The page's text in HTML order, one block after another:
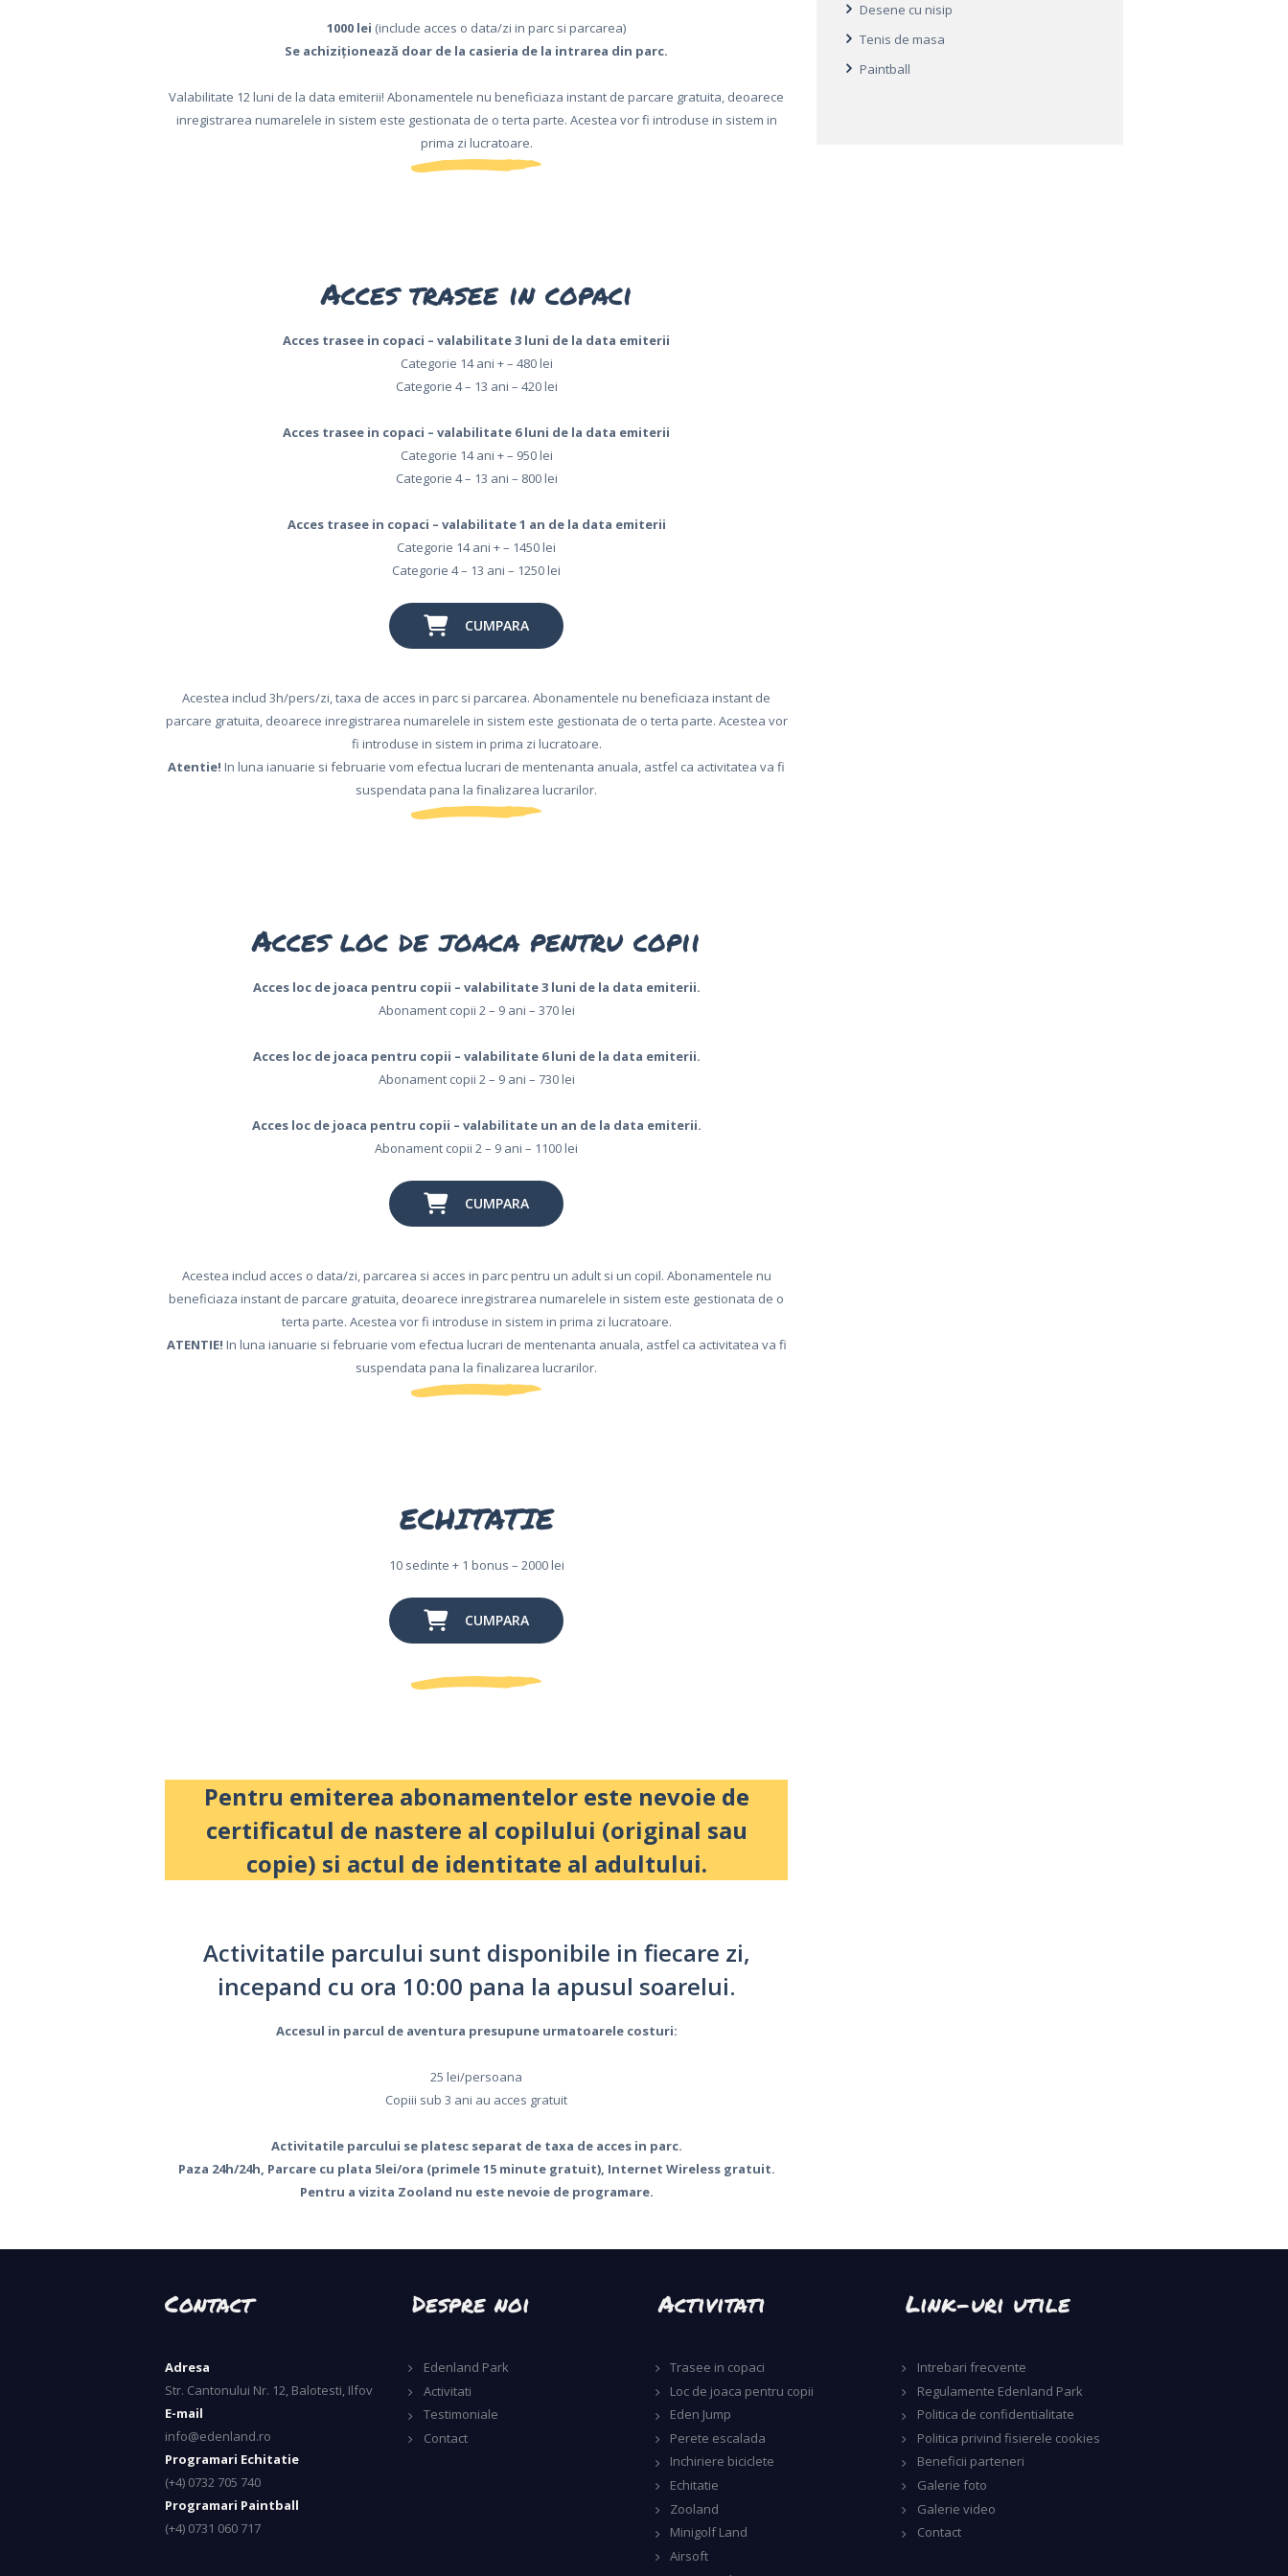
1000 lei (include acces o data/zi in parc si parcarea)
Se achiziționează doar de la casieria de la intrarea din parc.
Valabilitate 12 luni de la data emiterii! Abonamentele nu beneficiaza instant de parcare gratuita, deoarece
inregistrarea numarelele in sistem este gestionata de o terta parte. Acestea vor fi introduse in sistem in
prima zi lucratoare.
Acces trasee in copaci
Acces trasee in copaci – valabilitate 3 luni de la data emiterii
Categorie 14 ani + – 480 lei
Categorie 4 – 13 ani – 420 lei
Acces trasee in copaci – valabilitate 6 luni de la data emiterii
Categorie 14 ani + – 950 lei
Categorie 4 – 13 ani – 800 lei
Acces trasee in copaci – valabilitate 1 an de la data emiterii
Categorie 14 ani + – 1450 lei
Categorie 4 – 13 ani – 1250 lei
CUMPARA
Acestea includ 3h/pers/zi, taxa de acces in parc si parcarea. Abonamentele nu beneficiaza instant de
parcare gratuita, deoarece inregistrarea numarelele in sistem este gestionata de o terta parte. Acestea vor
fi introduse in sistem in prima zi lucratoare.
Atentie! In luna ianuarie si februarie vom efectua lucrari de mentenanta anuala, astfel ca activitatea va fi
suspendata pana la finalizarea lucrarilor.
Acces loc de joaca pentru copii
Acces loc de joaca pentru copii – valabilitate 3 luni de la data emiterii.
Abonament copii 2 – 9 ani – 370 lei
Acces loc de joaca pentru copii – valabilitate 6 luni de la data emiterii.
Abonament copii 2 – 9 ani – 730 lei
Acces loc de joaca pentru copii – valabilitate un an de la data emiterii.
Abonament copii 2 – 9 ani – 1100 lei
CUMPARA
Acestea includ acces o data/zi, parcarea si acces in parc pentru un adult si un copil. Abonamentele nu
beneficiaza instant de parcare gratuita, deoarece inregistrarea numarelele in sistem este gestionata de o
terta parte. Acestea vor fi introduse in sistem in prima zi lucratoare.
ATENTIE! In luna ianuarie si februarie vom efectua lucrari de mentenanta anuala, astfel ca activitatea va fi
suspendata pana la finalizarea lucrarilor.
ECHITATIE
10 sedinte + 1 bonus – 2000 lei
CUMPARA
Pentru emiterea abonamentelor este nevoie de
certificatul de nastere al copilului (original sau
copie) si actul de identitate al adultului.
Activitatile parcului sunt disponibile in fiecare zi,
incepand cu ora 10:00 pana la apusul soarelui.
Accesul in parcul de aventura presupune urmatoarele costuri:
25 lei/persoana
Copiii sub 3 ani au acces gratuit
Activitatile parcului se platesc separat de taxa de acces in parc.
Paza 24h/24h, Parcare cu plata 5lei/ora (primele 15 minute gratuit), Internet Wireless gratuit.
Pentru a vizita Zooland nu este nevoie de programare.
Desene cu nisip
Tenis de masa
Paintball
Contact
Adresa
Str. Cantonului Nr. 12, Balotesti, Ilfov
E-mail
info@edenland.ro
Programari Echitatie
(+4) 0732 705 740
Programari Paintball
(+4) 0731 060 717
Despre noi
Edenland Park
Activitati
Testimoniale
Contact
Activitati
Trasee in copaci
Loc de joaca pentru copii
Eden Jump
Perete escalada
Inchiriere biciclete
Echitatie
Zooland
Minigolf Land
Airsoft
Link-uri utile
Intrebari frecvente
Regulamente Edenland Park
Politica de confidentialitate
Politica privind fisierele cookies
Beneficii parteneri
Galerie foto
Galerie video
Contact